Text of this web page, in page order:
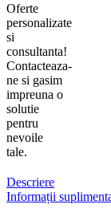
Oferte
personalizate
si
consultanta!
Contacteaza-
ne si gasim
impreuna o
solutie
pentru
nevoile
tale.
Descriere
Informații